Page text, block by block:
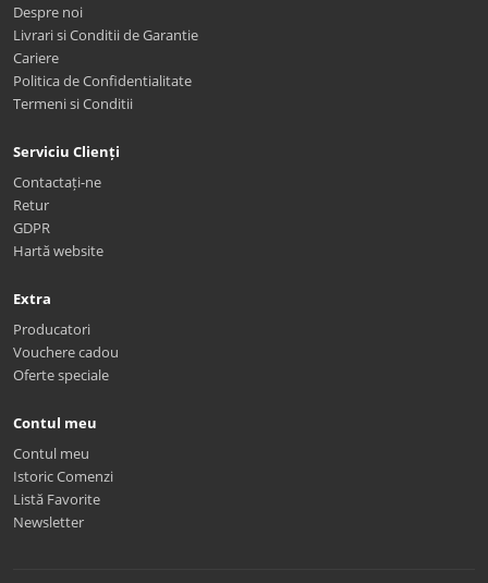
Despre noi
Livrari si Conditii de Garantie
Cariere
Politica de Confidentialitate
Termeni si Conditii
Serviciu Clienți
Contactați-ne
Retur
GDPR
Hartă website
Extra
Producatori
Vouchere cadou
Oferte speciale
Contul meu
Contul meu
Istoric Comenzi
Listă Favorite
Newsletter